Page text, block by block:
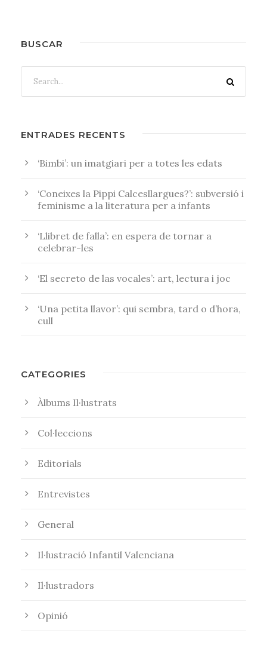
BUSCAR
ENTRADES RECENTS
‘Bimbi’: un imatgiari per a totes les edats
‘Coneixes la Pippi Calcesllargues?’: subversió i
feminisme a la literatura per a infants
‘Llibret de falla’: en espera de tornar a
celebrar-les
‘El secreto de las vocales’: art, lectura i joc
‘Una petita llavor’: qui sembra, tard o d’hora,
cull
CATEGORIES
Àlbums Il·lustrats
Col·leccions
Editorials
Entrevistes
General
Il·lustració Infantil Valenciana
Il·lustradors
Opinió